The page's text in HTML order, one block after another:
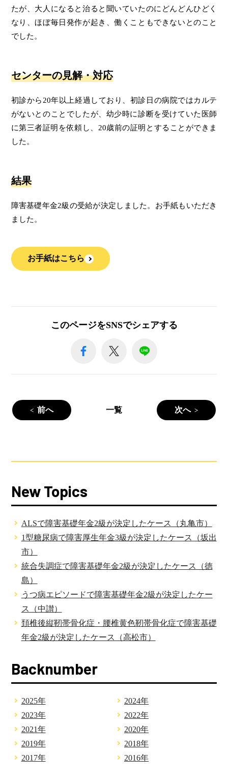
たが、大人になると治ると聞いていたのにどんどんひどく
なり、ほぼ毎日発作が起き、働くこともできないとのこと
でした。
センターの見解・対応
初診から20年以上経過しており、初診日の病院ではカルテ
がないとのことでしたが、幼少時に診断を受けていた医師
に第三者証明を依頼し、20歳前の証明とすることができま
した。
結果
障害基礎年金2級の受給が決定しました。お手紙もいただき
ました。
お手紙はこちら
このページをSNSでシェアする
前へ 一覧 次へ
New Topics
ALSで障害基礎年金2級が決定したケース（丸亀市）
1型糖尿病で障害厚生年金3級が決定したケース（坂出
市）
統合失調症で障害基礎年金2級が決定したケース（徳
島）
うつ病エピソードで障害基礎年金2級が決定したケー
ス（中讃）
頚椎後縦靭帯骨化症・腰椎黄色靭帯骨化症で障害基礎
年金2級が決定したケース（高松市）
Backnumber
2025年
2024年
2023年
2022年
2021年
2020年
2019年
2018年
2017年
2016年